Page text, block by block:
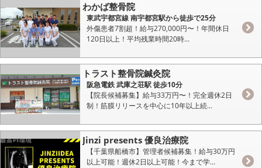
わかば整骨院
東武宇都宮線 南宇都宮駅から徒歩で25分
外傷患者7割超！給与270,000円〜！年間休日
120日以上！平均残業時間20時...
トラスト整骨院鍼灸院
阪急電鉄 武庫之荘駅 徒歩10分
【院長候補募集】給与33万円〜！完全週休2日
制！筋膜リリースを中心に10年以上続...
Jinzi presents 優良治療院
【千葉県船橋市】管理者候補募集！給与30万円
以上可能！週休2日以上可能！今まで学...